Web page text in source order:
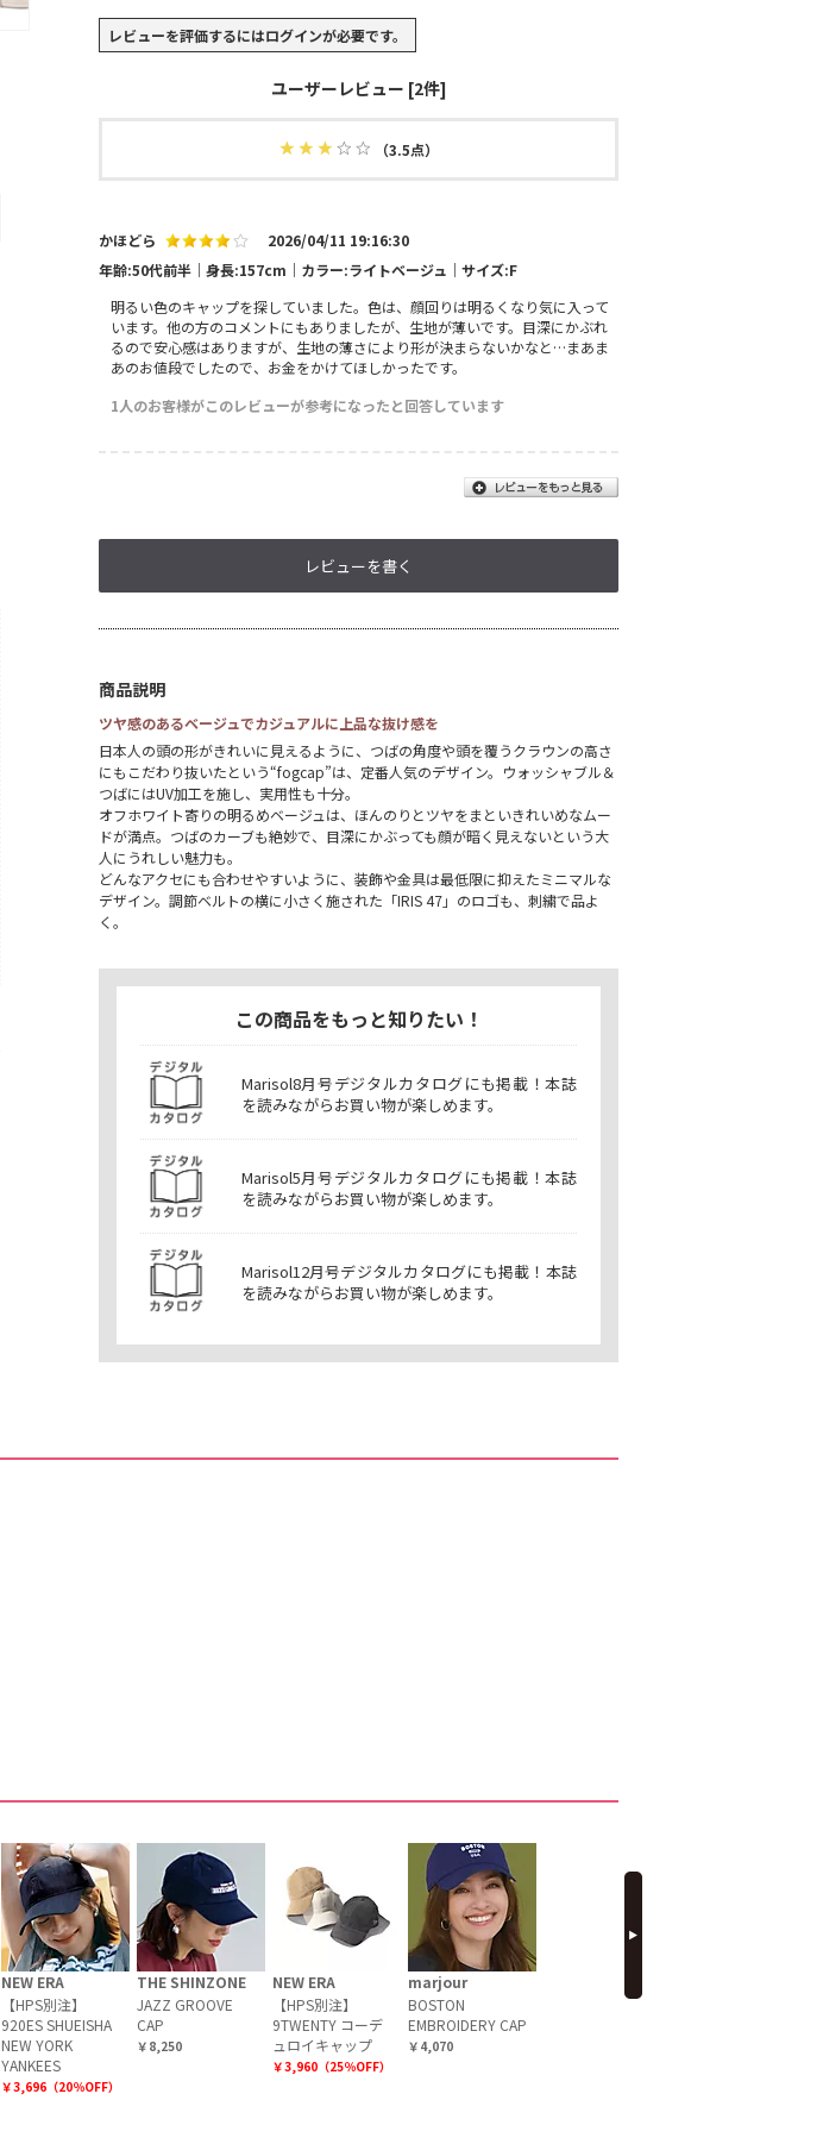
レビューを評価するにはログインが必要です。
ユーザーレビュー [2件]
（3.5点）
かほどら
2026/04/11 19:16:30
年齢:50代前半｜身長:157cm｜カラー:ライトベージュ｜サイズ:F
明るい色のキャップを探していました。色は、顔回りは明るくなり気に入って
います。他の方のコメントにもありましたが、生地が薄いです。目深にかぶれ
るので安心感はありますが、生地の薄さにより形が決まらないかなと…まあま
あのお値段でしたので、お金をかけてほしかったです。
1人のお客様がこのレビューが参考になったと回答しています
レビューを書く
商品説明
ツヤ感のあるベージュでカジュアルに上品な抜け感を
日本人の頭の形がきれいに見えるように、つばの角度や頭を覆うクラウンの高さ
にもこだわり抜いたという“fogcap”は、定番人気のデザイン。ウォッシャブル＆
つばにはUV加工を施し、実用性も十分。
オフホワイト寄りの明るめベージュは、ほんのりとツヤをまといきれいめなムー
ドが満点。つばのカーブも絶妙で、目深にかぶっても顔が暗く見えないという大
人にうれしい魅力も。
どんなアクセにも合わせやすいように、装飾や金具は最低限に抑えたミニマルな
デザイン。調節ベルトの横に小さく施された「IRIS 47」のロゴも、刺繍で品よ
く。
この商品をもっと知りたい！
Marisol8月号デジタルカタログにも掲載！本誌
を読みながらお買い物が楽しめます。
Marisol5月号デジタルカタログにも掲載！本誌
を読みながらお買い物が楽しめます。
Marisol12月号デジタルカタログにも掲載！本誌
を読みながらお買い物が楽しめます。
NEW ERA
【HPS別注】
920ES SHUEISHA
NEW YORK
YANKEES
￥3,696（20％OFF）
THE SHINZONE
JAZZ GROOVE
CAP
￥8,250
NEW ERA
【HPS別注】
9TWENTY コーデ
ュロイキャップ
￥3,960（25％OFF）
marjour
BOSTON
EMBROIDERY CAP
￥4,070